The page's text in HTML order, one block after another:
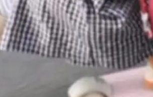
，你得靠"文档、校验、或
法。Rust 的 enum，两个
只不过，实际上它不一
的重制版，我十年前的
是，这次它构建在 Cloudf
了九年时间搭建的平台
。这基本上是我十年秘密
的守护进程。 设
象是一个独立的 SQLite
复制到你自己的 S3 兼容
通过这个存储库协调——
识协议。每个对象自带一
然按分片构建，单个数据
题在设计层面就被消除
到几乎不占资源。当 cel
流畅/AI榜：vivo夺
三星Galaxy Z系列
，由于存储等硬件成本暴
不好过啊，新机速度明显
许多。新机参数规格除开
其余要么是中低端机器，
Note 17、REDMI No
新项目——DeltaDB，一
录每一次编辑操作的版